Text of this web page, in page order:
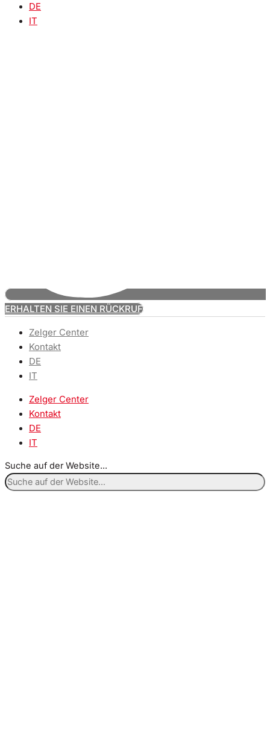
DE
IT
ERHALTEN SIE EINEN RÜCKRUF
Zelger Center
Kontakt
DE
IT
Zelger Center
Kontakt
DE
IT
Suche auf der Website...